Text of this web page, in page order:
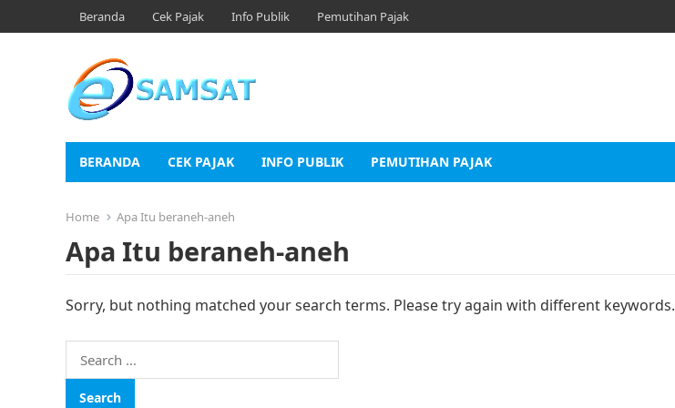
Beranda Cek Pajak Info Publik Pemutihan Pajak
BERANDA CEK PAJAK INFO PUBLIK PEMUTIHAN PAJAK
Home Apa Itu beraneh-aneh
Apa Itu beraneh-aneh
Sorry, but nothing matched your search terms. Please try again with different keywords.
Search
for: